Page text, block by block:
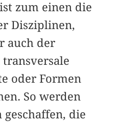
zum einen die
Disziplinen,
auch der
oder Formen
So werden
die